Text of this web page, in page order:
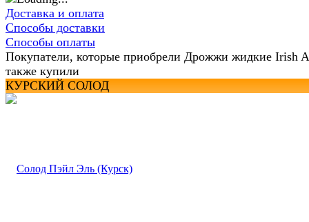
Доставка и оплата
Способы доставки
Способы оплаты
Покупатели, которые приобрели Дрожжи жидкие Irish
также купили
КУРСКИЙ СОЛОД